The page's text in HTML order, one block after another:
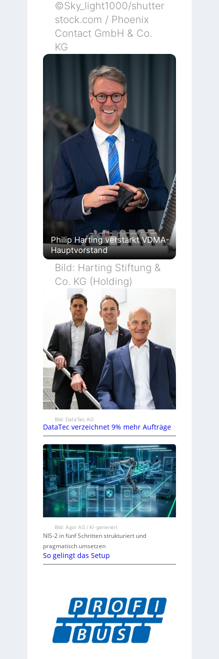
©Sky_light1000/shutter
stock.com / Phoenix
Contact GmbH & Co.
KG
Philip Harting verstärkt VDMA-
Hauptvorstand
Bild: Harting Stiftung &
Co. KG (Holding)
Bild: DataTec AG
DataTec verzeichnet 9% mehr Aufträge
Bild: Agor AG / KI-generiert
NIS-2 in fünf Schritten strukturiert und
pragmatisch umsetzen
So gelingt das Setup